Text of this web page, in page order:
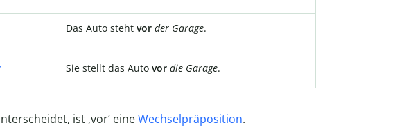
Das Auto steht vor der Garage.
Sie stellt das Auto vor die Garage.
ist ‚vor‘ eineWechselpräposition.